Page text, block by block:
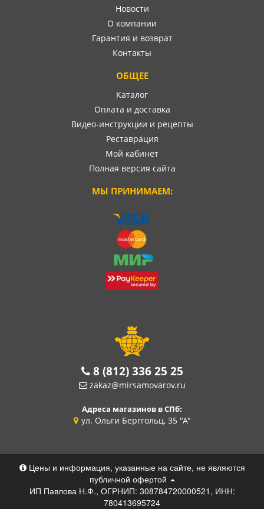
Новости
О компании
Гарантия и возврат
Контакты
ОБЩЕЕ
Каталог
Оплата и доставка
Видео-инструкции и рецепты
Реставрация
Мой кабинет
Полная версия сайта
МЫ ПРИНИМАЕМ:
8 (812) 336 25 25
zakaz@mirsamovarov.ru
Адреса магазинов в СПб:
ул. Ольги Берггольц, 35 "А"
Цены и информация, указанные на сайте, не являются
публичной офертой
ИП Павлова Н.Ф., ОГРНИП: 308784720000521, ИНН:
780413695724